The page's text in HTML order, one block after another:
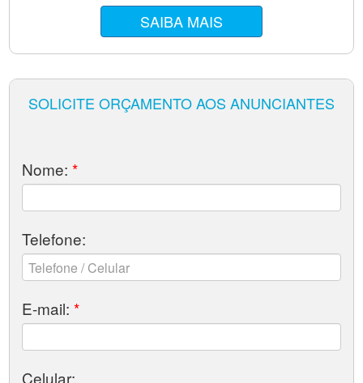
SAIBA MAIS